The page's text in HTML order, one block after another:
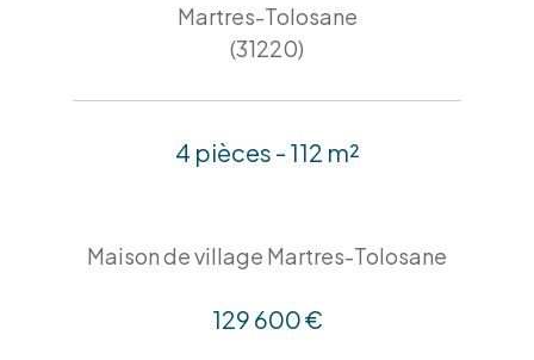
Martres-Tolosane
(31220)
4 pièces - 112 m²
Maison de village Martres-Tolosane
129 600 €